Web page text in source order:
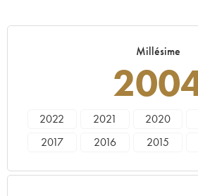
Millésime
2022 2021 2020
2017
2016 2015